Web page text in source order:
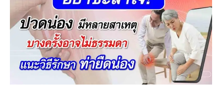
ใจ!
ปวด
ครั้ง